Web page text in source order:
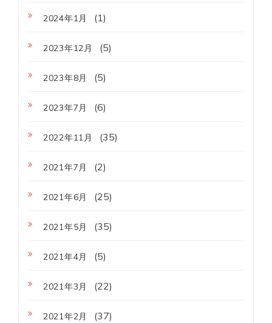
2024年1月 (1)
2023年12月 (5)
2023年8月 (5)
2023年7月 (6)
2022年11月 (35)
2021年7月 (2)
2021年6月 (25)
2021年5月 (35)
2021年4月 (5)
2021年3月 (22)
2021年2月 (37)